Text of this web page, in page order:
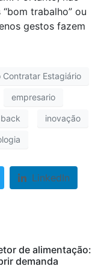
trabalho” ou
gestos fazem
Contratar Estagiário
empresario
inovação
LinkedIn
de alimentação:
demanda